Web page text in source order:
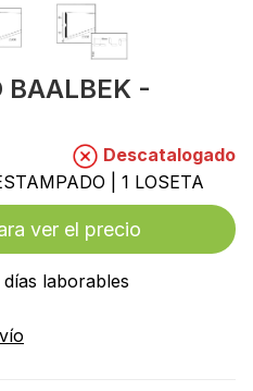
BAALBEK -
Descatalogado
| 1 LOSETA
ver el precio
laborables